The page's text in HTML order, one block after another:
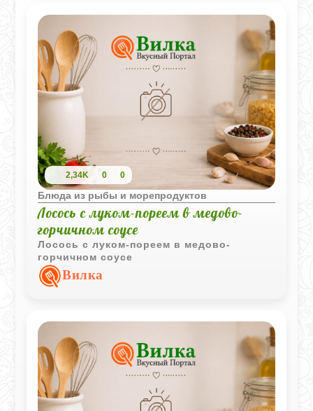
2,34K 0 0
Блюда из рыбы и морепродуктов
Лосось с луком-пореем в медово-
горчичном соусе
Лосось с луком-пореем в медово-
горчичном соусе
Вилка